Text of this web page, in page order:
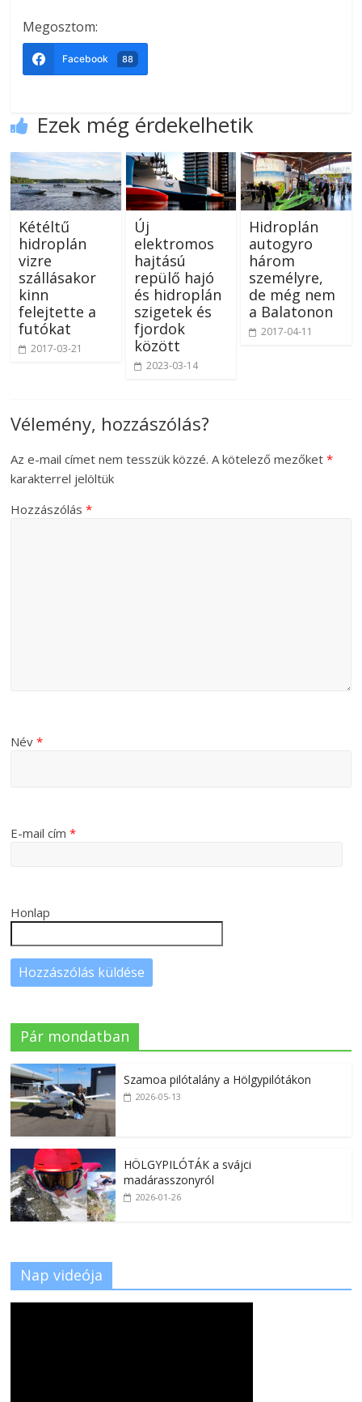
Megosztom:
Facebook 88
Ezek még érdekelhetik
Kétéltű
hidroplán
vizre
szállásakor
kinn
felejtette a
futókat
2017-03-21
Új
elektromos
hajtású
repülő hajó
és hidroplán
szigetek és
fjordok
között
2023-03-14
Hidroplán
autogyro
három
személyre,
de még nem
a Balatonon
2017-04-11
Vélemény, hozzászólás?
Az e-mail címet nem tesszük közzé. A kötelező mezőket*
karakterrel jelöltük
Hozzászólás*
Név*
E-mail cím*
Honlap
Pár mondatban
Szamoa pilótalány a Hölgypilótákon
2026-05-13
HÖLGYPILÓTÁK a svájci
madárasszonyról
2026-01-26
Nap videója